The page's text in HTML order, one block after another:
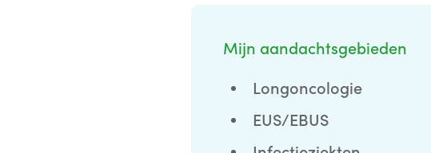
Mijn aandachtsgebieden
Longoncologie
EUS/EBUS